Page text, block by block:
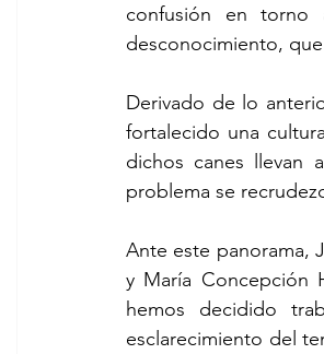
confusión en torno
desconocimiento,
Derivado de lo
fortalecido una
dichos canes llevan
problema se
Ante este panorama,
y María Concepción
hemos decidido
esclarecimiento del